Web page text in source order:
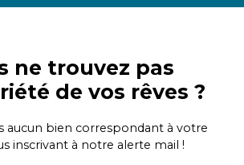
ne trouvez pas
de vos rêves ?
aucun bien correspondant à votre
inscrivant à notre alerte mail !